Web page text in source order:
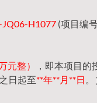
H1077 (项目编
元整）
，即本项目的
日起至**年**月**日 。